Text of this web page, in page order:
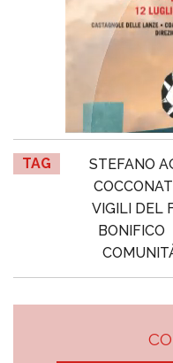
TAG STEFANO
VIGILI DEL
BONIFICO